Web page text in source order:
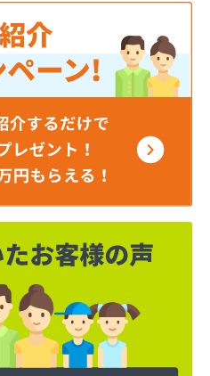
仙台事業所
ギーセンター
フ東北株式会社
ンター東北
所
巻営業所